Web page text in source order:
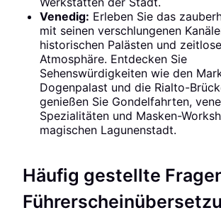
Venedig: Erleben Sie das
mit seinen verschlungenen
historischen Palästen und
Atmosphäre. Entdecken Sie
Sehenswürdigkeiten wie den
Dogenpalast und die Rialto-
genießen Sie Gondelfahrten,
Spezialitäten und Masken-
magischen Lagunenstadt.
Häufig gestellte